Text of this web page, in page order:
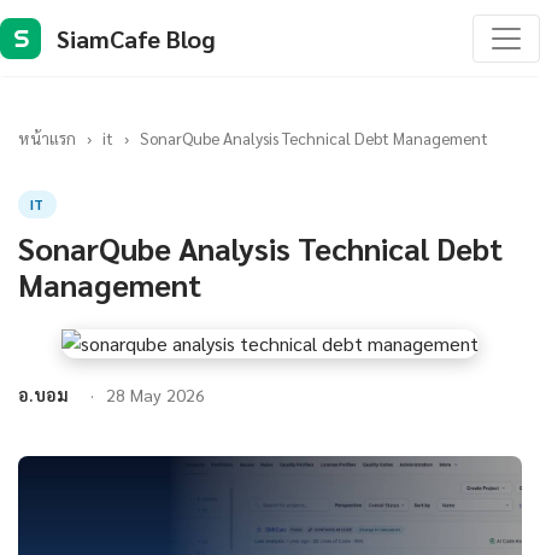
S SiamCafe Blog
หน้าแรก › it › SonarQube Analysis Technical Debt Management
IT
SonarQube Analysis Technical Debt
Management
อ.บอม 28 May 2026